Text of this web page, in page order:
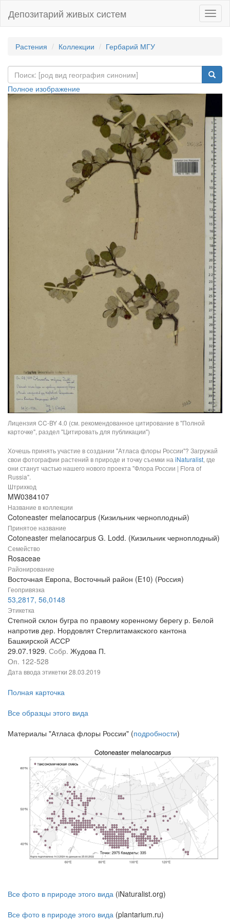
Депозитарий живых систем
Растения Коллекции Гербарий МГУ
Полное изображение
Лицензия CC-BY 4.0 (см. рекомендованное цитирование в "Полной
карточке", раздел "Цитировать для публикации")
Хочешь принять участие в создании "Атласа флоры России"? Загружай
свои фотографии растений в природе и точку съемки на iNaturalist, где
они станут частью нашего нового проекта "Флора России | Flora of
Russia".
Штрихкод
MW0384107
Название в коллекции
Cotoneaster melanocarpus (Кизильник черноплодный)
Принятое название
Cotoneaster melanocarpus G. Lodd. (Кизильник черноплодный)
Семейство
Rosaceae
Районирование
Восточная Европа, Восточный район (E10) (Россия)
Геопривязка
53,2817, 56,0148
Этикетка
Степной склон бугра по правому коренному берегу р. Белой
напротив дер. Нордовлят Стерлитамакского кантона
Башкирской АССР
29.07.1929. Собр. Жудова П.
Оп. 122-528
Дата ввода этикетки 28.03.2019
Полная карточка
Все образцы этого вида
Материалы "Атласа флоры России" (подробности)
Все фото в природе этого вида (iNaturalist.org)
Все фото в природе этого вида (plantarium.ru)